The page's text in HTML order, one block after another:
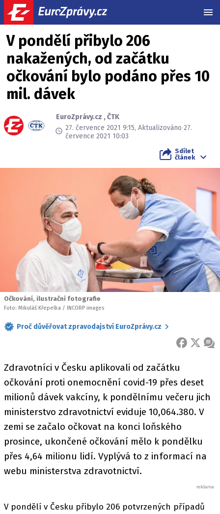
V pondělí přibylo 206
nakažených, od začátku
očkování bylo podáno přes 10
mil. dávek
EuroZprávy.cz ,ČTK
27. července 2021 9:15, Aktualizováno 27.
července 2021 10:03
Sdílet
článek
Očkování, ilustrační fotografie
Foto: Mikuláš Křepelka / INCORP images
Proč důvěřovat zpravodajství EuroZprávy.cz
FACEBOOK
X
Zdravotníci v Česku aplikovali od začátku
očkování proti onemocnění covid-19 přes deset
milionů dávek vakcíny, k pondělnímu večeru jich
ministerstvo zdravotnictví eviduje 10,064.380. V
zemi se začalo očkovat na konci loňského
prosince, ukončené očkování mělo k pondělku
přes 4,64 milionu lidí. Vyplývá to z informací na
webu ministerstva zdravotnictví.
V pondělí v Česku přibylo 206 potvrzených případů